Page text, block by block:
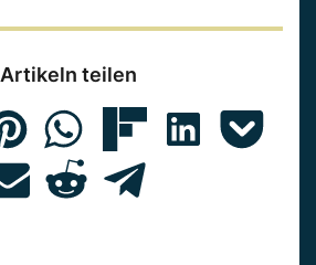
Artikeln teilen